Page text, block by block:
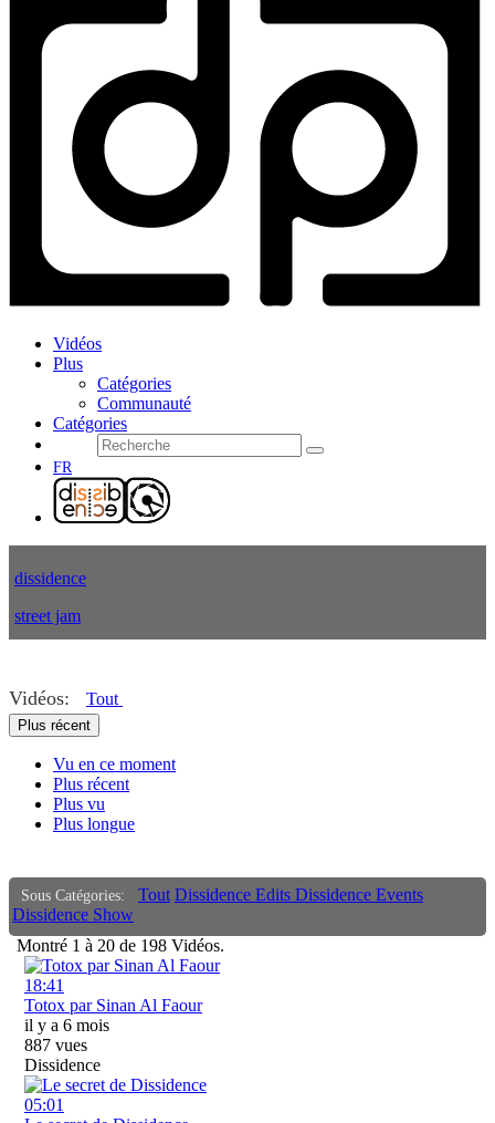
Vidéos
Plus
Catégories
Communauté
Catégories
FR
dissidence
street jam
ethic dtc
eretic
authentique
wise
black pearl
french id
french toast
Vidéos: Tout
Plus récent
Vu en ce moment
Plus récent
Plus vu
Plus longue
Sous Catégories: Tout Dissidence Edits Dissidence Events
Dissidence Show
Montré 1 à 20 de 198 Vidéos.
18:41
Totox par Sinan Al Faour
il y a 6 mois
887 vues
Dissidence
05:01